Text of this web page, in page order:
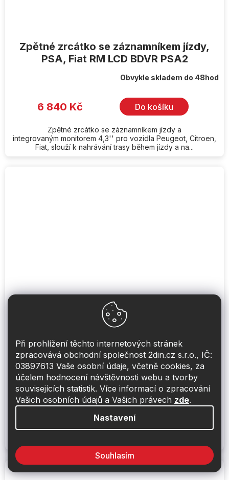
Při prohlížení těchto internetových stránek
zpracovává obchodní společnost 2din.cz s.r.o., IČ:
03897613 Vaše osobní údaje, včetně cookies, za
účelem hodnocení návštěvnosti webu a tvorby
souvisejících statistik. Více informací o zpracování
Vašich osobních údajů a Vašich právech zde.
Nastavení
Souhlasím
Zpětné zrcátko se záznamníkem jízdy,
PSA, Fiat RM LCD BDVR PSA2
Obvykle skladem do 48hod
6 840 Kč Do košíku
Zpětné zrcátko se záznamníkem jízdy a
integrovaným monitorem 4,3'' pro vozidla Peugeot, Citroen,
Fiat, slouží k nahrávání trasy během jízdy a na...
Zpětné zrcátko se záznamníkem jízdy,
Peugeot, Citroen RM LCD BDVR PSA
Obvykle skladem do 48hod
6 840 Kč Do košíku
Zpětné zrcátko se záznamníkem jízdy a
integrovaným monitorem 4,3'' pro vozidla Peugeot, Citroen,